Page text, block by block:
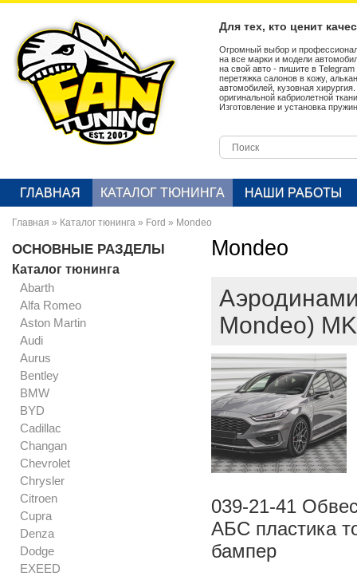
Для тех, кто ценит
Огромный выбор и
на все марки и модели
на свой авто - пишите в
перетяжка салонов в кожу,
автомобилей, кузовная
оригинальной кабриолетной
Изготовление и установка
ГЛАВНАЯ КАТАЛОГ ТЮНИНГА НАШИ РАБОТЫ
Главная » Каталог тюнинга » Ford » Mondeo
ОСНОВНЫЕ РАЗДЕЛЫ
Каталог тюнинга
Abarth
Alfa Romeo
Aston Martin
Audi
Aurus
Bentley
BMW
BYD
Cadillac
Changan
Chevrolet
Chrysler
Citroen
Cupra
Denza
Dodge
EXEED
Mondeo
Mondeo)
039-21-41
АБС пластика
бампер